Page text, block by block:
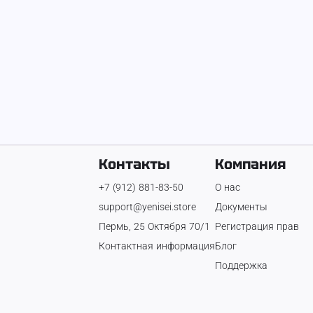
Контакты
+7 (912) 881-83-50
support@yenisei.store
Пермь, 25 Октября 70/1
Контактная информация
Компания
О нас
Документы
Регистрация прав
Блог
Поддержка